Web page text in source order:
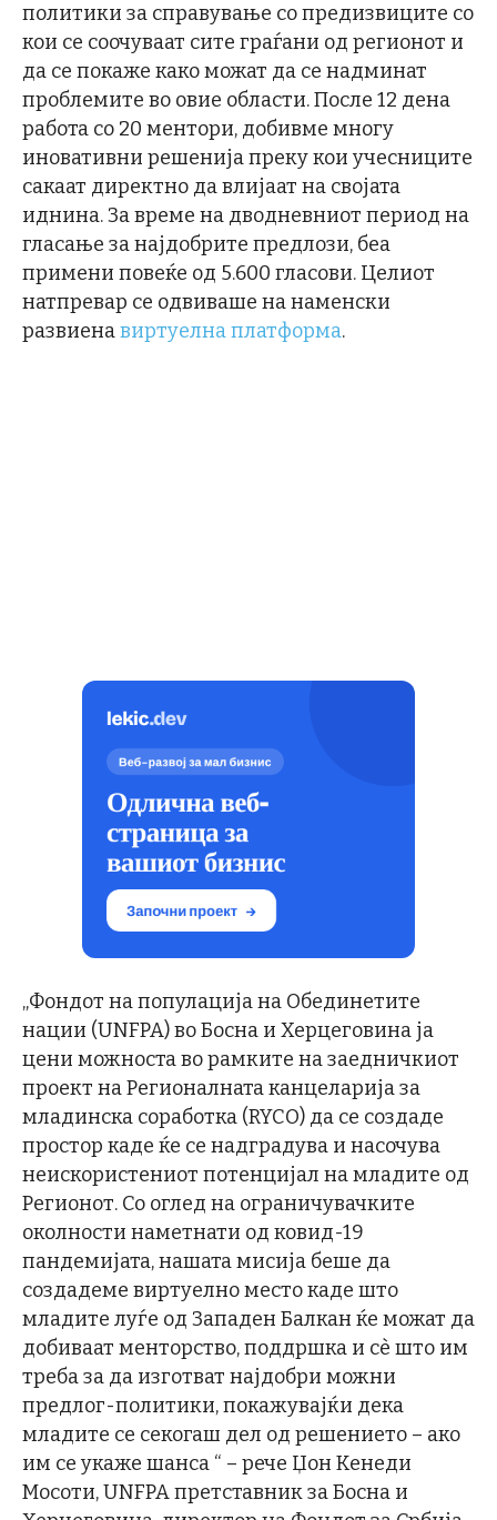
политики за справување со предизвиците со
кои се соочуваат сите граѓани од регионот и
да се покаже како можат да се надминат
проблемите во овие области. После 12 дена
работа со 20 ментори, добивме многу
иновативни решенија преку кои учесниците
сакаат директно да влијаат на својата
иднина. За време на дводневниот период на
гласање за најдобрите предлози, беа
примени повеќе од 5.600 гласови. Целиот
натпревар се одвиваше на наменски
развиенавиртуелна платформа.
„Фондот на популација на Обединетите
нации (UNFPA) во Босна и Херцеговина ја
цени можноста во рамките на заедничкиот
проект на Регионалната канцеларија за
младинска соработка (RYCO) да се создаде
простор каде ќе се надградува и насочува
неискористениот потенцијал на младите од
Регионот. Со оглед на ограничувачките
околности наметнати од ковид-19
пандемијата, нашата мисија беше да
создадеме виртуелно место каде што
младите луѓе од Западен Балкан ќе можат да
добиваат менторство, поддршка и сѐ што им
треба за да изготват најдобри можни
предлог-политики, покажувајќи дека
младите се секогаш дел од решението – ако
им се укаже шанса “ – рече Џон Кенеди
Мосоти, UNFPA претставник за Босна и